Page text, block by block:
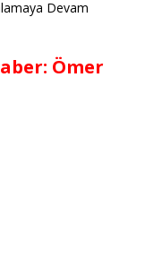
Devam
Ömer